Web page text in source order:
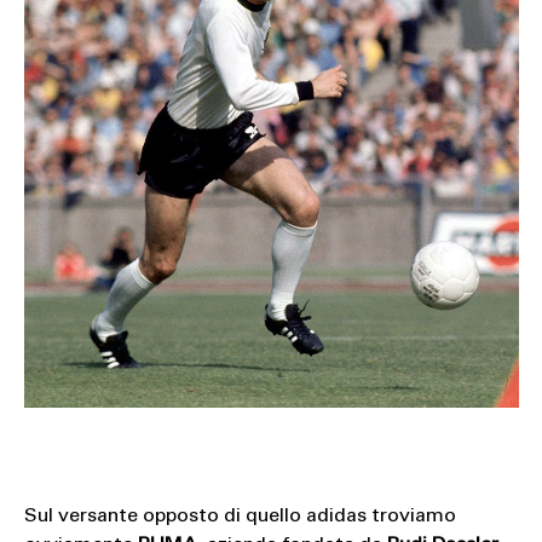
Sul versante opposto di quello adidas troviamo